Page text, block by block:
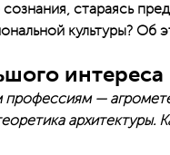
стараясь
культуры? Об
интереса
—
архитектуры.